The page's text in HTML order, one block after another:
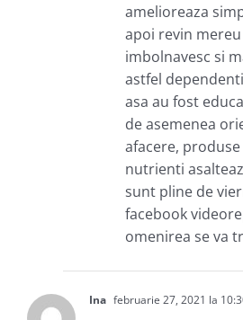
amelioreaza
apoi revin
imbolnavesc si
astfel
asa au fost
de asemenea
afacere,
nutrienti
sunt pline de
facebook
omenirea se va
Ina februarie 27, 2021 la